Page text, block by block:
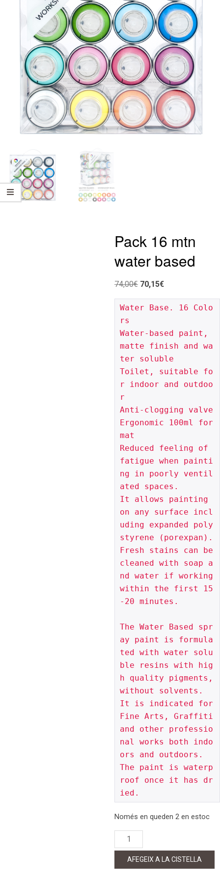
Pack 16 mtn
water based
74,00€ El
preu
original
74,00€.
70,15€El
preu
actual
70,15€.
Water Base. 16 Colo
rs
Water-based paint,
matte finish and wa
ter soluble
Toilet, suitable fo
r indoor and outdoo
r
Anti-clogging valve
Ergonomic 100ml for
mat
Reduced feeling of
fatigue when painti
ng in poorly ventil
ated spaces.
It allows painting
on any surface incl
uding expanded poly
styrene (porexpan).
Fresh stains can be
cleaned with soap a
nd water if working
within the first 15
-20 minutes.
The Water Based spr
ay paint is formula
ted with water solu
ble resins with hig
h quality pigments,
without solvents.
It is indicated for
Fine Arts, Graffiti
and other professio
nal works both indo
ors and outdoors.
The paint is waterp
roof once it has dr
ied.
Només en queden 2 en estoc
quantitat
de
Pack
16
AFEGEIX A LA CISTELLA